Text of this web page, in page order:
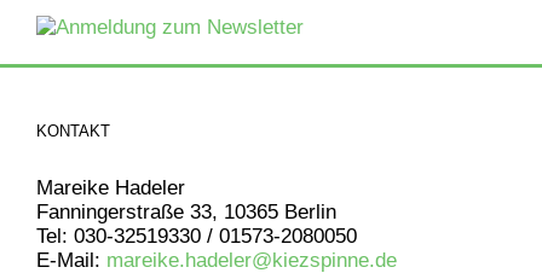
KONTAKT
Mareike Hadeler
Fanningerstraße 33, 10365 Berlin
Tel: 030-32519330 / 01573-2080050
E-Mail: mareike.hadeler@kiezspinne.de